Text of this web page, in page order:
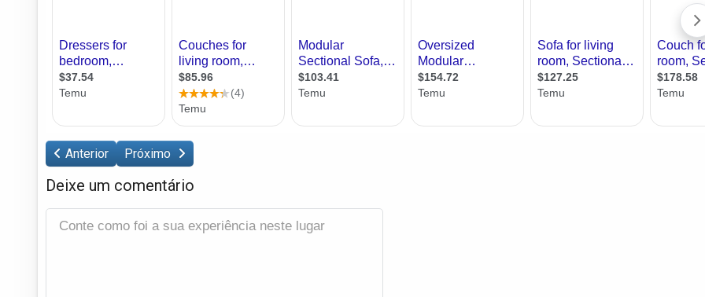
Anterior Próximo
Deixe um comentário